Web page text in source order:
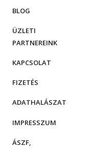
BLOG
ÜZLETI
PARTNEREINK
KAPCSOLAT
FIZETÉS
ADATHALÁSZAT
IMPRESSZUM
ÁSZF,